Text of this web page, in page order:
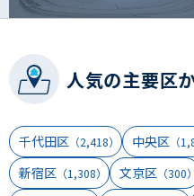
人気の主要区
千代田区 （2,418） 中央区 （
新宿区 （1,308） 文京区 （300）